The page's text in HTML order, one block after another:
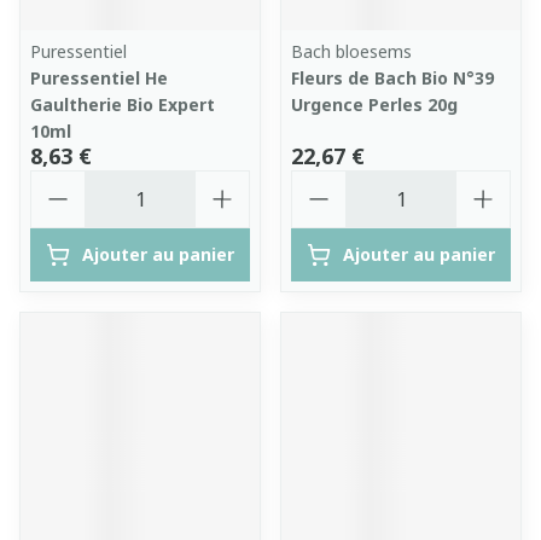
Puressentiel
Puressentiel He
Gaultherie Bio Expert
10ml
8,63 €
Ajouter au panier
Bach bloesems
Fleurs de Bach Bio N°39
Urgence Perles 20g
22,67 €
Ajouter au panier